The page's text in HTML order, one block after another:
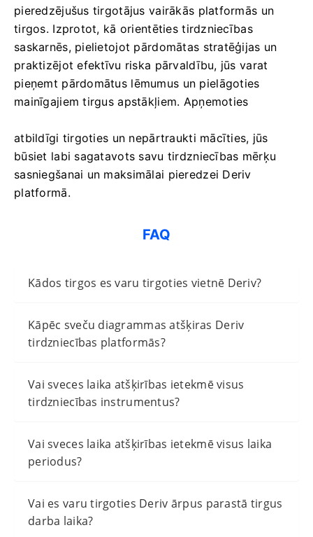
pieredzējušus tirgotājus vairākās platformās un
tirgos. Izprotot, kā orientēties tirdzniecības
saskarnēs, pielietojot pārdomātas stratēģijas un
praktizējot efektīvu riska pārvaldību, jūs varat
pieņemt pārdomātus lēmumus un pielāgoties
mainīgajiem tirgus apstākļiem. Apņemoties
atbildīgi tirgoties un nepārtraukti mācīties, jūs
būsiet labi sagatavots savu tirdzniecības mērķu
sasniegšanai un maksimālai pieredzei Deriv
platformā.
FAQ
Kādos tirgos es varu tirgoties vietnē Deriv?
Kāpēc sveču diagrammas atšķiras Deriv
tirdzniecības platformās?
Vai sveces laika atšķirības ietekmē visus
tirdzniecības instrumentus?
Vai sveces laika atšķirības ietekmē visus laika
periodus?
Vai es varu tirgoties Deriv ārpus parastā tirgus
darba laika?